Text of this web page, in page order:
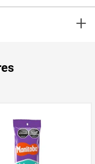
junto a los que más +